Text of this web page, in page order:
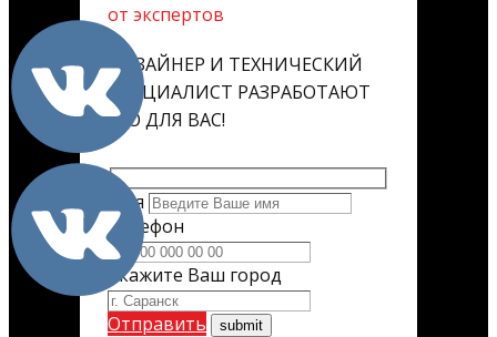
от экспертов
ДИЗАЙНЕР И ТЕХНИЧЕСКИЙ
СПЕЦИАЛИСТ РАЗРАБОТАЮТ
ЕГО ДЛЯ ВАС!
Имя
Телефон
Укажите Ваш город
Отправить